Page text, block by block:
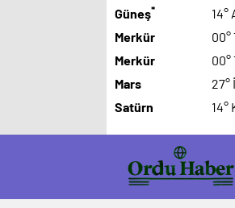
Güneş* 14°
Merkür
00°
Merkür
00°
Mars
27°
Satürn
14°